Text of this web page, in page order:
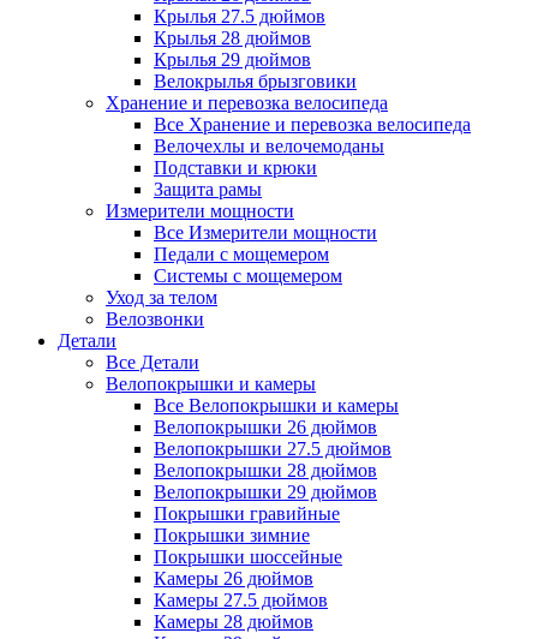
Крылья 27.5 дюймов
Крылья 28 дюймов
Крылья 29 дюймов
Велокрылья брызговики
Хранение и перевозка велосипеда
Все Хранение и перевозка велосипеда
Велочехлы и велочемоданы
Подставки и крюки
Защита рамы
Измерители мощности
Все Измерители мощности
Педали с мощемером
Системы с мощемером
Уход за телом
Велозвонки
Детали
Все Детали
Велопокрышки и камеры
Все Велопокрышки и камеры
Велопокрышки 26 дюймов
Велопокрышки 27.5 дюймов
Велопокрышки 28 дюймов
Велопокрышки 29 дюймов
Покрышки гравийные
Покрышки зимние
Покрышки шоссейные
Камеры 26 дюймов
Камеры 27.5 дюймов
Камеры 28 дюймов